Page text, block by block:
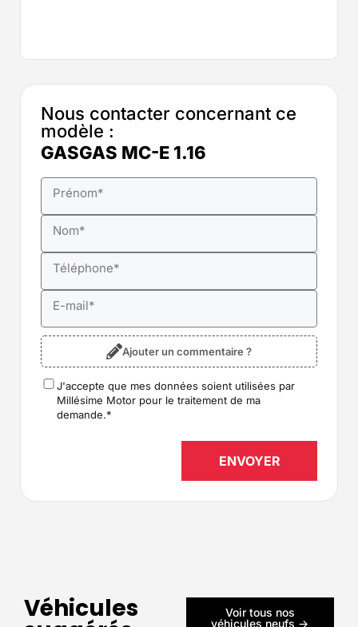
Nous contacter concernant ce
modèle :
GASGAS MC-E 1.16
Prénom*
Nom*
Téléphone*
E-mail*
Ajouter un commentaire ?
RGPD*
J'accepte que mes données soient utilisées par
Millésime Motor pour le traitement de ma
demande.*
ENVOYER
Véhicules
Voir tous nos
véhicules neufs ->